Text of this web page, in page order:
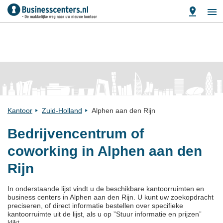
Kantoor Zuid-Holland Alphen aan den Rijn
Bedrijvencentrum of
coworking in Alphen aan den
Rijn
In onderstaande lijst vindt u de beschikbare kantoorruimten en
business centers in Alphen aan den Rijn. U kunt uw zoekopdracht
preciseren, of direct informatie bestellen over specifieke
kantoorruimte uit de lijst, als u op ”Stuur informatie en prijzen”